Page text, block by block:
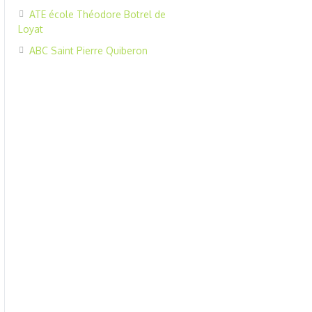
ATE école Théodore Botrel de
Loyat
ABC Saint Pierre Quiberon